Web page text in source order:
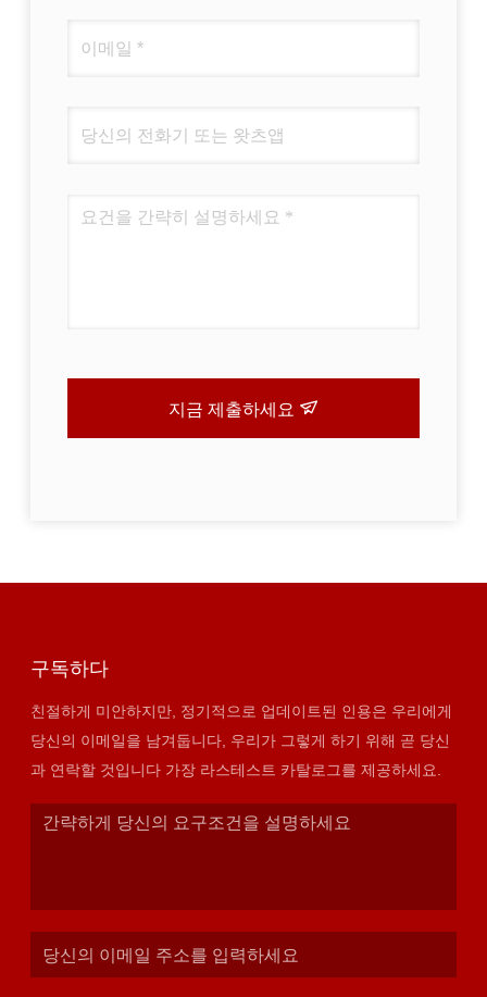
지금 제출하세요
구독하다
친절하게 미안하지만, 정기적으로 업데이트된 인용은 우리에게
당신의 이메일을 남겨둡니다, 우리가 그렇게 하기 위해 곧 당신
과 연락할 것입니다 가장 라스테스트 카탈로그를 제공하세요.